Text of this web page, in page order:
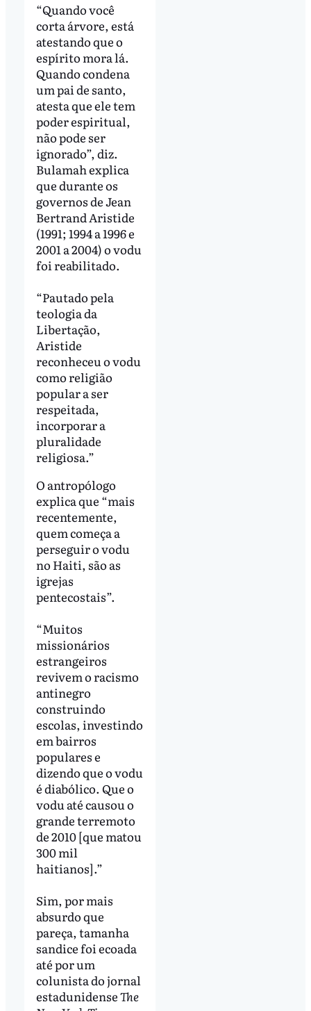
“Quando você
corta árvore, está
atestando que o
espírito mora lá.
Quando condena
um pai de santo,
atesta que ele tem
poder espiritual,
não pode ser
ignorado”, diz.
Bulamah explica
que durante os
governos de Jean
Bertrand Aristide
(1991; 1994 a 1996 e
2001 a 2004) o vodu
foi reabilitado.
“Pautado pela
teologia da
Libertação,
Aristide
reconheceu o vodu
como religião
popular a ser
respeitada,
incorporar a
pluralidade
religiosa.”
O antropólogo
explica que “mais
recentemente,
quem começa a
perseguir o vodu
no Haiti, são as
igrejas
pentecostais”.
“Muitos
missionários
estrangeiros
revivem o racismo
antinegro
construindo
escolas, investindo
em bairros
populares e
dizendo que o vodu
é diabólico. Que o
vodu até causou o
grande terremoto
de 2010 [que matou
300 mil
haitianos].”
Sim, por mais
absurdo que
pareça, tamanha
sandice foi ecoada
até por um
colunista do jornal
estadunidenseThe